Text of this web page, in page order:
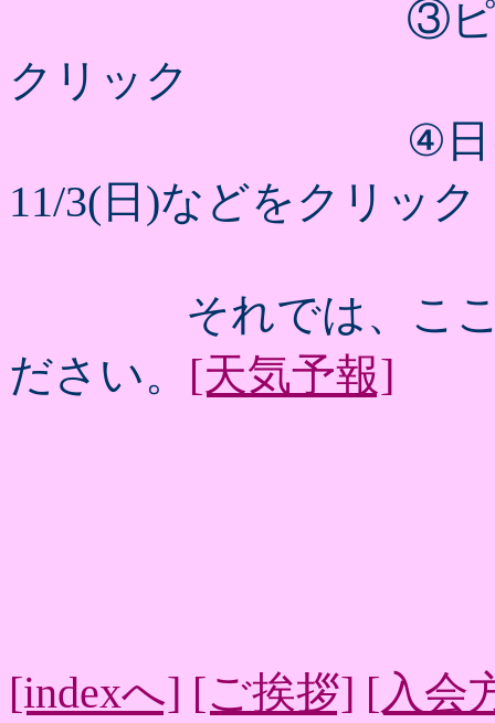
③ピンポイン
クリック
④日にちを指
11/3(日)などをクリック
それでは、ここを
ださい。 [天気予報]
[indexへ] [ご挨拶] [入会